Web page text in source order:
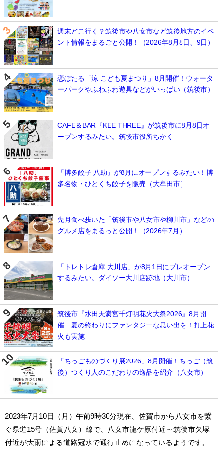
週末どこ行く？筑後市や八女市など筑後地方のイベ
ント情報をまるごと公開！（2026年8月8日、9日）
恋ぼたる「涼 こども夏まつり」8月開催！ウォータ
ーパークやふわふわ遊具などがいっぱい（筑後市）
CAFE＆BAR『KEE THREE』が筑後市に8月8日オ
ープンするみたい。筑後市役所ちかく
「博多餃子 八助」が8月にオープンするみたい！博
多名物・ひとくち餃子を販売（大牟田市）
先月食べ歩いた「筑後市や八女市や柳川市」などの
グルメ店をまるっと公開！（2026年7月）
「トレトレ倉庫 大川店」が8月1日にプレオープン
するみたい。ダイソー大川店跡地（大川市）
筑後市『水田天満宮千灯明花火大祭2026』8月開
催 夏の終わりにファンタジーな思い出を！打上花
火も実施
「ちっごものづくり展2026」8月開催！ちっご（筑
後）つくり人のこだわりの逸品を紹介（八女市）
2023年7月10日（月）午前9時30分現在、佐賀市から八女市を繋
ぐ県道15号（佐賀八女）線で、八女市龍ケ原付近～筑後市欠塚
付近が大雨による道路冠水で通行止めになっているようです。